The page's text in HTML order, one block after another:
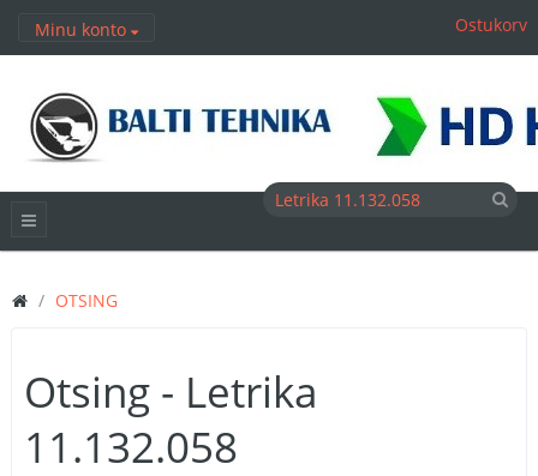
Minu konto Ostukorv
OTSING
Otsing - Letrika
11.132.058